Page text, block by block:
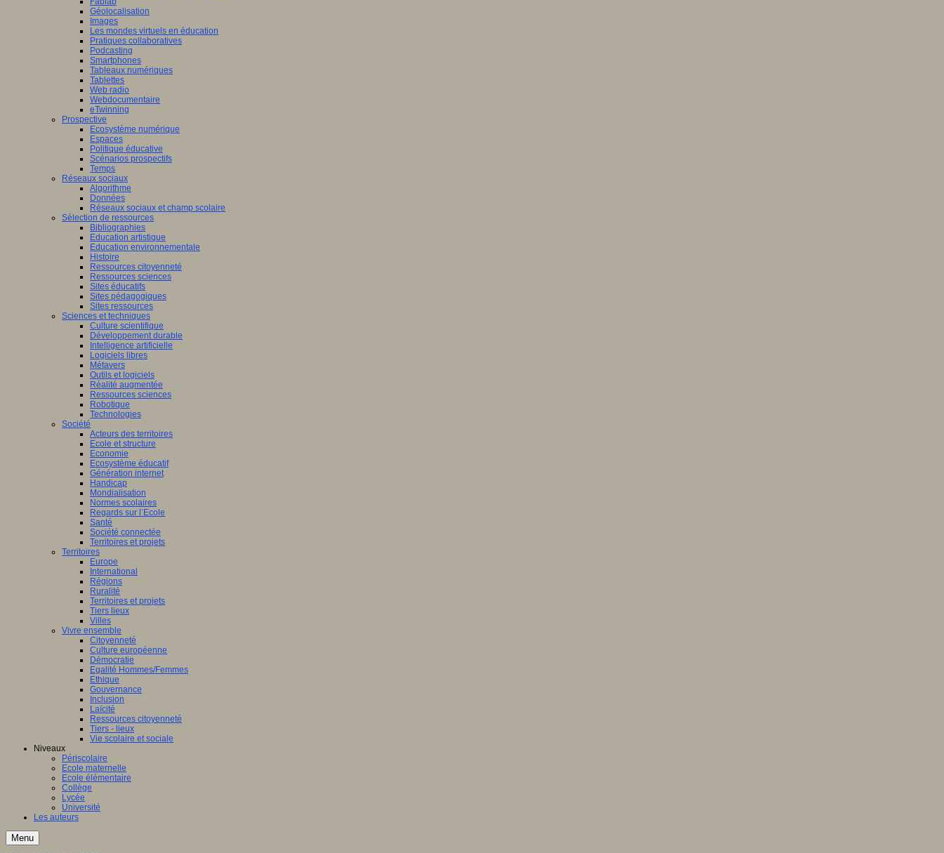
Géolocalisation
Images
Les mondes virtuels en éducation
Pratiques collaboratives
Podcasting
Smartphones
Tableaux numériques
Tablettes
Web radio
Webdocumentaire
eTwinning
Prospective
Ecosystème numérique
Espaces
Politique éducative
Scénarios prospectifs
Temps
Réseaux sociaux
Algorithme
Données
Réseaux sociaux et champ scolaire
Sélection de ressources
Bibliographies
Education artistique
Education environnementale
Histoire
Ressources citoyenneté
Ressources sciences
Sites éducatifs
Sites pédagogiques
Sites ressources
Sciences et techniques
Culture scientifique
Développement durable
Intelligence artificielle
Logiciels libres
Métavers
Outils et logiciels
Réalité augmentée
Ressources sciences
Robotique
Technologies
Société
Acteurs des territoires
Ecole et structure
Economie
Ecosystème éducatif
Génération internet
Handicap
Mondialisation
Normes scolaires
Regards sur l’Ecole
Santé
Société connectée
Territoires et projets
Territoires
Europe
International
Régions
Ruralité
Territoires et projets
Tiers lieux
Villes
Vivre ensemble
Citoyenneté
Culture européenne
Démocratie
Egalité Hommes/Femmes
Ethique
Gouvernance
Inclusion
Laïcité
Ressources citoyenneté
Tiers - lieux
Vie scolaire et sociale
Niveaux
Périscolaire
Ecole maternelle
Ecole élémentaire
Collège
Lycée
Université
Les auteurs
Menu